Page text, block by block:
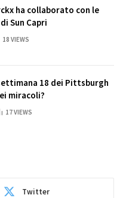
ha collaborato con le
Sun Capri
18 VIEWS
18 dei Pittsburgh
miracoli?
17VIEWS
Twitter